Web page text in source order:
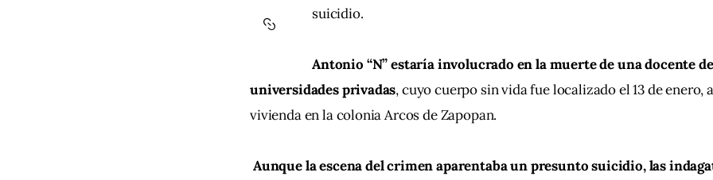
suicidio.
Antonio “N” estaría involucrado en la muerte de una docente
universidades privadas, cuyo cuerpo sin vida fue localizado el 13 de
vivienda en la colonia Arcos de Zapopan.
Aunque la escena del crimen aparentaba un presunto suicidio, las